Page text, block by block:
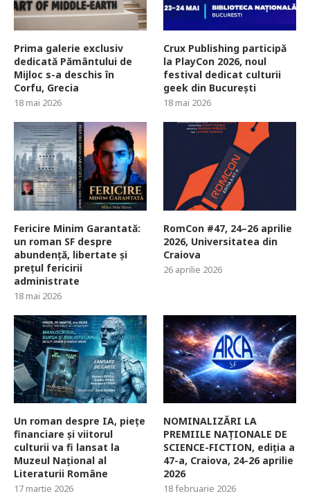
Prima galerie exclusiv
dedicată Pământului de
Mijloc s-a deschis în
Corfu, Grecia
18 mai 2026
Crux Publishing participă
la PlayCon 2026, noul
festival dedicat culturii
geek din București
18 mai 2026
Fericire Minim Garantată:
un roman SF despre
abundență, libertate și
prețul fericirii
administrate
18 mai 2026
RomCon #47, 24–26 aprilie
2026, Universitatea din
Craiova
26 aprilie 2026
Un roman despre IA, piețe
financiare și viitorul
culturii va fi lansat la
Muzeul Național al
Literaturii Române
17 martie 2026
NOMINALIZĂRI LA
PREMIILE NAȚIONALE DE
SCIENCE-FICTION, ediția a
47-a, Craiova, 24-26 aprilie
2026
18 februarie 2026